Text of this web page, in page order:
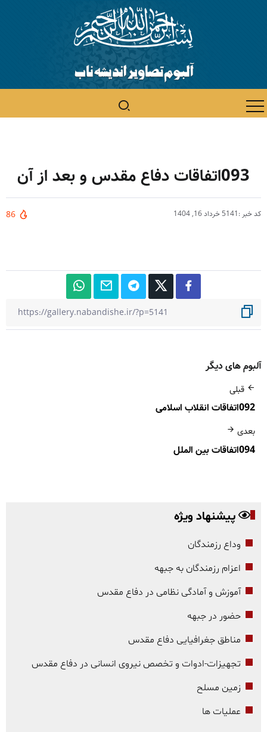
093اتفاقات دفاع مقدس و بعد از آن
کد خبر :5141 خرداد 16, 1404 86
آلبوم های دیگر
قبلی
092اتفاقات انقلاب اسلامی
بعدی
094اتفاقات بین الملل
پیشنهاد ویژه
وداع رزمندگان
اعزام رزمندگان به جبهه
آموزش و آمادگی نظامی در دفاع مقدس
حضور در جبهه
مناطق جغرافیایی دفاع مقدس
تجهیزات-ادوات و تخصص نیروی انسانی در دفاع مقدس
زمین مسلح
عملیات ها